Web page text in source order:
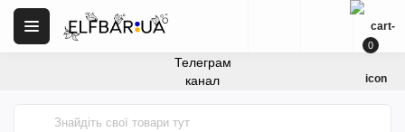
Телеграм
канал
0